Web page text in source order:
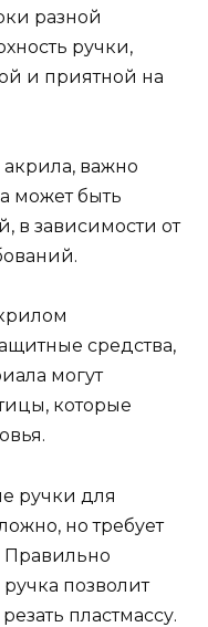
разной
ручки,
и приятной на
важно
может быть
в зависимости от
средства,
могут
которые
ручки для
но требует
Правильно
позволит
пластмассу.